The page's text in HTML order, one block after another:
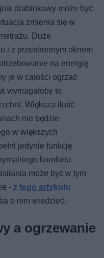
drabinkowy może być
zmienia się w
Duże
i z przestronnym oknem
na energię
je w całości ogrzać
wymagałoby to
Większa ilość
nie będzie
w większych
jedynie funkcję
komfortu
może być w tym
- z tego artykułu
o nim wiedzieć.
a ogrzewanie